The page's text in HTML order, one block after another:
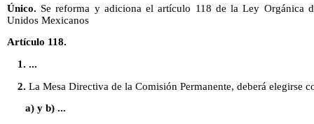
Único. Se reforma y adiciona el artículo 118 de la Ley Orgánica
Unidos Mexicanos
Artículo 118.
1. ...
2. La Mesa Directiva de la Comisión Permanente, deberá elegirse
a) y b) ...